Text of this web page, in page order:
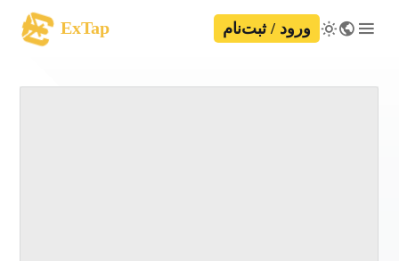
ExTap ورود / ثبت‌نام